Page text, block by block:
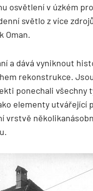
osvětlení v úzkém
světlo z více
Oman.
a dává vyniknout
rekonstrukce.
ponechali
elementy utvářející
vrstvě